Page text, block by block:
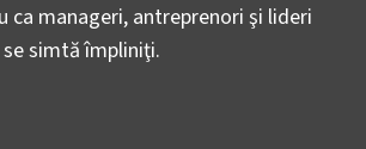
ca manageri, antreprenori şi lideri
simtă împliniţi.